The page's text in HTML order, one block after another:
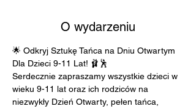
O wydarzeniu
🌟 Odkryj Sztukę Tańca na Dniu Otwartym
Dla Dzieci 9-11 Lat! 🩰🕺
Serdecznie zapraszamy wszystkie dzieci w
wieku 9-11 lat oraz ich rodziców na
niezwykły Dzień Otwarty, pełen tańca,